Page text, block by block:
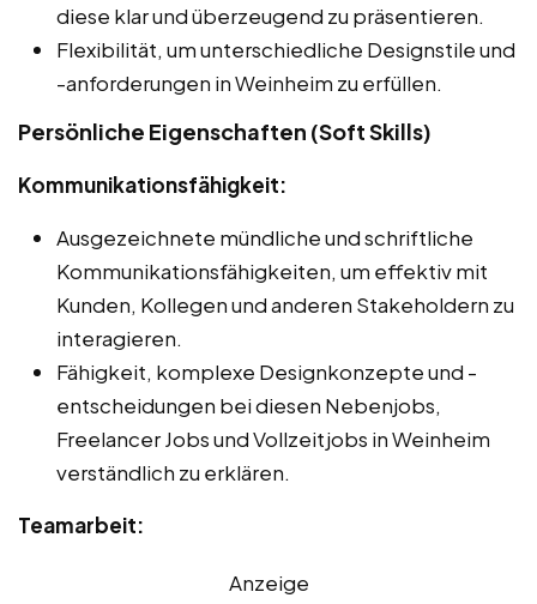
diese klar und überzeugend zu präsentieren.
Flexibilität, um unterschiedliche Designstile und
-anforderungen in Weinheim zu erfüllen.
Persönliche Eigenschaften (Soft Skills)
Kommunikationsfähigkeit:
Ausgezeichnete mündliche und schriftliche
Kommunikationsfähigkeiten, um effektiv mit
Kunden, Kollegen und anderen Stakeholdern zu
interagieren.
Fähigkeit, komplexe Designkonzepte und -
entscheidungen bei diesen Nebenjobs,
Freelancer Jobs und Vollzeitjobs in Weinheim
verständlich zu erklären.
Teamarbeit:
Anzeige